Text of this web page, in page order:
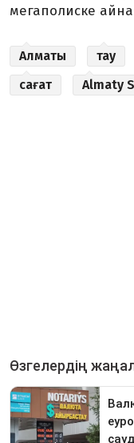
мегаполиске
Алматы тау
сағат
Almaty